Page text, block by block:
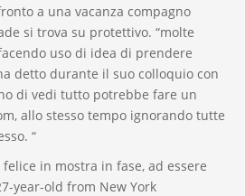
a una vacanza compagno
si trova su protettivo. “molte
uso di idea di prendere
detto durante il suo colloquio con
di vedi tutto potrebbe fare un
allo stesso tempo ignorando tutte
“
in mostra in fase, ad essere
year-old from New York